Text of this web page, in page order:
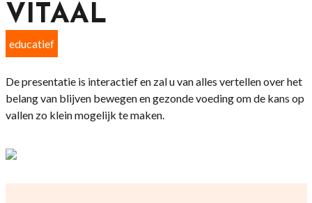
VITAAL
educatief
De presentatie is interactief en zal u van alles vertellen over het
belang van blijven bewegen en gezonde voeding om de kans op
vallen zo klein mogelijk te maken.